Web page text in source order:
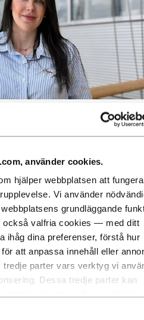
använder cookies.
hjälper webbplatsen att
Vi använder
grundläggande
också valfria cookies — med ditt
dina preferenser, förstå hur
att anpassa innehåll eller
parter vars verktyg vi
Dessa tredje parter kan
där du är viktig
en medkännande kollega som
och är inte rädd för att säga
förkroppsligar Hydros kärnvärden
arbetsmiljö och sin tid som
i sitt lokalsamhälle.